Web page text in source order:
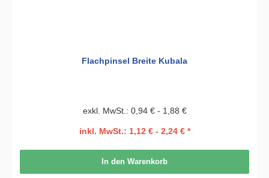
Flachpinsel Breite Kubala
exkl. MwSt.: 0,94 € - 1,88 €
inkl. MwSt.: 1,12 € - 2,24 € *
In den Warenkorb